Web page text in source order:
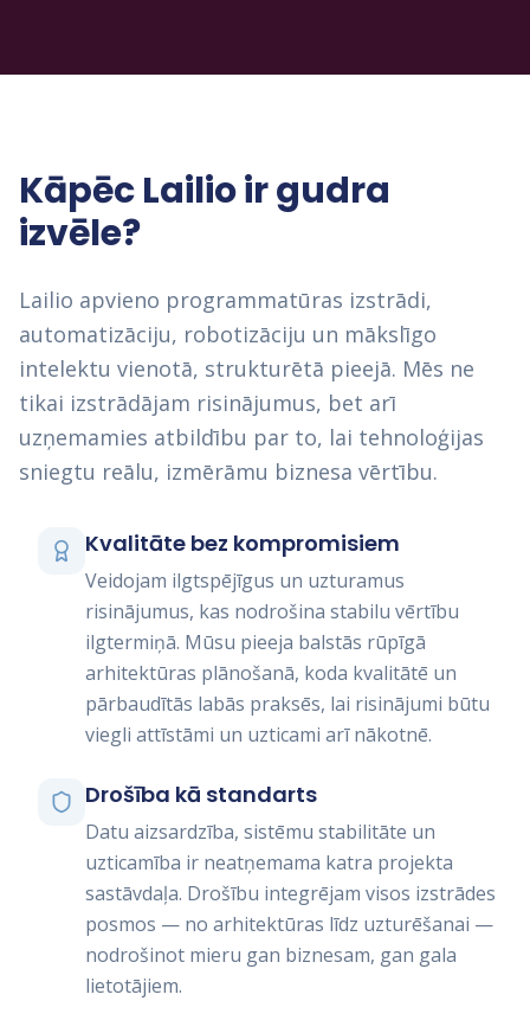
Kāpēc Lailio ir gudra
izvēle?
Lailio apvieno programmatūras izstrādi,
automatizāciju, robotizāciju un mākslīgo
intelektu vienotā, strukturētā pieejā. Mēs ne
tikai izstrādājam risinājumus, bet arī
uzņemamies atbildību par to, lai tehnoloģijas
sniegtu reālu, izmērāmu biznesa vērtību.
Kvalitāte bez kompromisiem
Veidojam ilgtspējīgus un uzturamus
risinājumus, kas nodrošina stabilu vērtību
ilgtermiņā. Mūsu pieeja balstās rūpīgā
arhitektūras plānošanā, koda kvalitātē un
pārbaudītās labās praksēs, lai risinājumi būtu
viegli attīstāmi un uzticami arī nākotnē.
Drošība kā standarts
Datu aizsardzība, sistēmu stabilitāte un
uzticamība ir neatņemama katra projekta
sastāvdaļa. Drošību integrējam visos izstrādes
posmos — no arhitektūras līdz uzturēšanai —
nodrošinot mieru gan biznesam, gan gala
lietotājiem.